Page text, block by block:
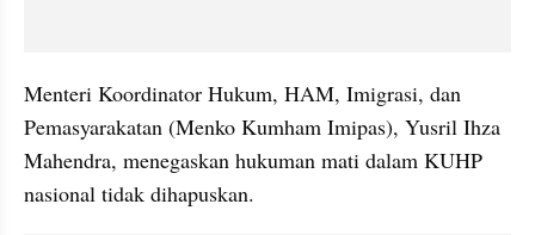
Menteri Koordinator Hukum, HAM, Imigrasi, dan
Pemasyarakatan (Menko Kumham Imipas), Yusril Ihza
Mahendra, menegaskan hukuman mati dalam KUHP
nasional tidak dihapuskan.